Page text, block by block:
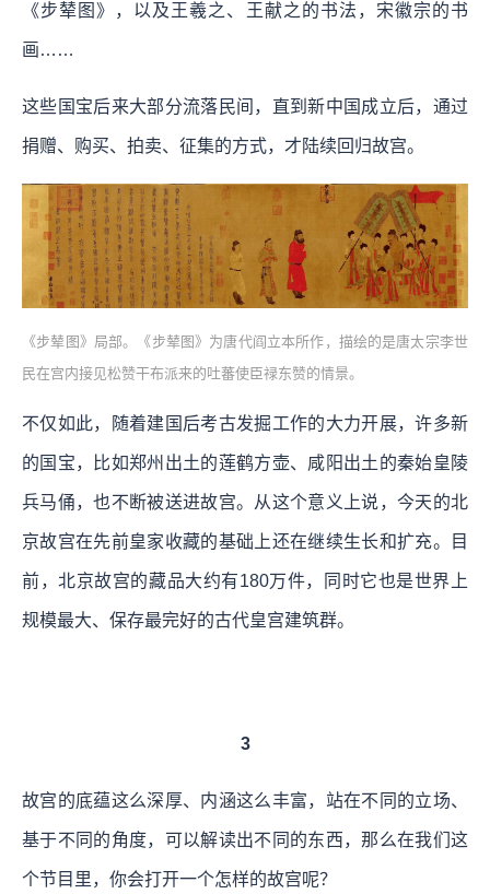
《步辇图》，以及王羲之、王献之的书法，宋徽宗的书
画……
这些国宝后来大部分流落民间，直到新中国成立后，通过
捐赠、购买、拍卖、征集的方式，才陆续回归故宫。
《步辇图》局部。《步辇图》为唐代阎立本所作，描绘的是唐太宗李世
民在宫内接见松赞干布派来的吐蕃使臣禄东赞的情景。
不仅如此，随着建国后考古发掘工作的大力开展，许多新
的国宝，比如郑州出土的莲鹤方壶、咸阳出土的秦始皇陵
兵马俑，也不断被送进故宫。从这个意义上说，今天的北
京故宫在先前皇家收藏的基础上还在继续生长和扩充。目
前，北京故宫的藏品大约有180万件，同时它也是世界上
规模最大、保存最完好的古代皇宫建筑群。
3
故宫的底蕴这么深厚、内涵这么丰富，站在不同的立场、
基于不同的角度，可以解读出不同的东西，那么在我们这
个节目里，你会打开一个怎样的故宫呢？